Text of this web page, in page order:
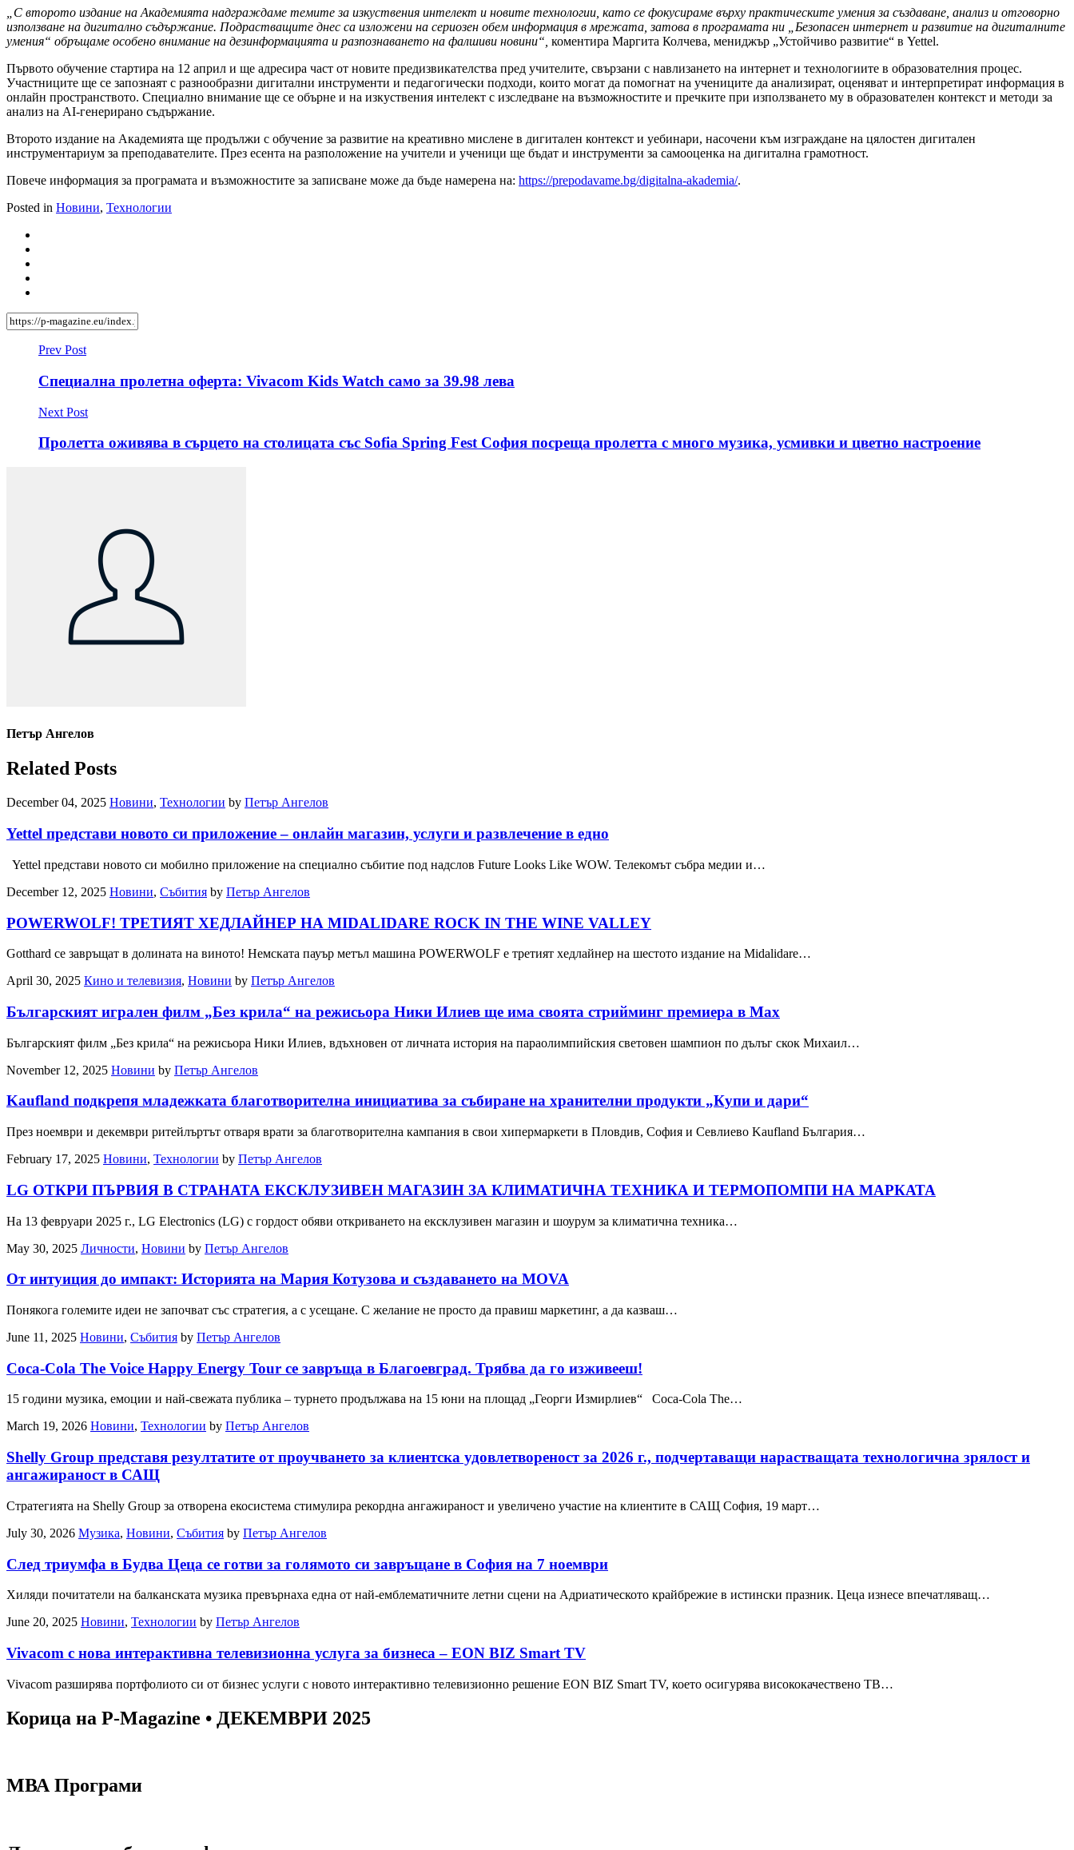
„С второто издание на Академията надграждаме темите за изкуствения интелект и новите технологии, като се фокусираме върху практическите умения за създаване, анализ и отговорно
използване на дигитално съдържание. Подрастващите днес са изложени на сериозен обем информация в мрежата, затова в програмата ни „Безопасен интернет и развитие на дигиталните
умения“ обръщаме особено внимание на дезинформацията и разпознаването на фалшиви новини“, коментира Маргита Колчева, мениджър „Устойчиво развитие“ в Yettel.
Първото обучение стартира на 12 април и ще адресира част от новите предизвикателства пред учителите, свързани с навлизането на интернет и технологиите в образователния процес.
Участниците ще се запознаят с разнообразни дигитални инструменти и педагогически подходи, които могат да помогнат на учениците да анализират, оценяват и интерпретират информация в
онлайн пространството. Специално внимание ще се обърне и на изкуствения интелект с изследване на възможностите и пречките при използването му в образователен контекст и методи за
анализ на AI-генерирано съдържание.
Второто издание на Академията ще продължи с обучение за развитие на креативно мислене в дигитален контекст и уебинари, насочени към изграждане на цялостен дигитален
инструментариум за преподавателите. През есента на разположение на учители и ученици ще бъдат и инструменти за самооценка на дигитална грамотност.
Повече информация за програмата и възможностите за записване може да бъде намерена на: https://prepodavame.bg/digitalna-akademia/.
Posted in Новини, Технологии
Prev Post
Специална пролетна оферта: Vivacom Kids Watch само за 39.98 лева
Next Post
Пролетта оживява в сърцето на столицата със Sofia Spring Fest София посреща пролетта с много музика, усмивки и цветно настроение
Петър Ангелов
Related Posts
December 04, 2025 Новини, Технологии by Петър Ангелов
Yettel представи новото си приложение – онлайн магазин, услуги и развлечение в едно
Yettel представи новото си мобилно приложение на специално събитие под надслов Future Looks Like WOW. Телекомът събра медии и…
December 12, 2025 Новини, Събития by Петър Ангелов
POWERWOLF! ТРЕТИЯТ ХЕДЛАЙНЕР НА MIDALIDARE ROCK IN THE WINE VALLEY
Gotthard се завръщат в долината на виното! Немската пауър метъл машина POWERWOLF е третият хедлайнер на шестото издание на Midalidare…
April 30, 2025 Кино и телевизия, Новини by Петър Ангелов
Българският игрален филм „Без крила“ на режисьора Ники Илиев ще има своята стрийминг премиера в Max
Българският филм „Без крила“ на режисьора Ники Илиев, вдъхновен от личната история на параолимпийския световен шампион по дълъг скок Михаил…
November 12, 2025 Новини by Петър Ангелов
Kaufland подкрепя младежката благотворителна инициатива за събиране на хранителни продукти „Купи и дари“
През ноември и декември ритейлъртът отваря врати за благотворителна кампания в свои хипермаркети в Пловдив, София и Севлиево Kaufland България…
February 17, 2025 Новини, Технологии by Петър Ангелов
LG ОТКРИ ПЪРВИЯ В СТРАНАТА ЕКСКЛУЗИВЕН МАГАЗИН ЗА КЛИМАТИЧНА ТЕХНИКА И ТЕРМОПОМПИ НА МАРКАТА
На 13 февруари 2025 г., LG Electronics (LG) с гордост обяви откриването на ексклузивен магазин и шоурум за климатична техника…
May 30, 2025 Личности, Новини by Петър Ангелов
От интуиция до импакт: Историята на Мария Котузова и създаването на MOVA
Понякога големите идеи не започват със стратегия, а с усещане. С желание не просто да правиш маркетинг, а да казваш…
June 11, 2025 Новини, Събития by Петър Ангелов
Coca-Cola The Voice Happy Energy Tour се завръща в Благоевград. Трябва да го изживееш!
15 години музика, емоции и най-свежата публика – турнето продължава на 15 юни на площад „Георги Измирлиев“ Coca-Cola The…
March 19, 2026 Новини, Технологии by Петър Ангелов
Shelly Group представя резултатите от проучването за клиентска удовлетвореност за 2026 г., подчертаващи нарастващата технологична зрялост и
ангажираност в САЩ
Стратегията на Shelly Group за отворена екосистема стимулира рекордна ангажираност и увеличено участие на клиентите в САЩ София, 19 март…
July 30, 2026 Музика, Новини, Събития by Петър Ангелов
След триумфа в Будва Цеца се готви за голямото си завръщане в София на 7 ноември
Хиляди почитатели на балканската музика превърнаха една от най-емблематичните летни сцени на Адриатическото крайбрежие в истински празник. Цеца изнесе впечатляващ…
June 20, 2025 Новини, Технологии by Петър Ангелов
Vivacom с нова интерактивна телевизионна услуга за бизнеса – EON BIZ Smart TV
Vivacom разширява портфолиото си от бизнес услуги с новото интерактивно телевизионно решение EON BIZ Smart TV, което осигурява висококачествено ТВ…
Корица на P-Magazine • ДЕКЕМВРИ 2025
МВА Програми